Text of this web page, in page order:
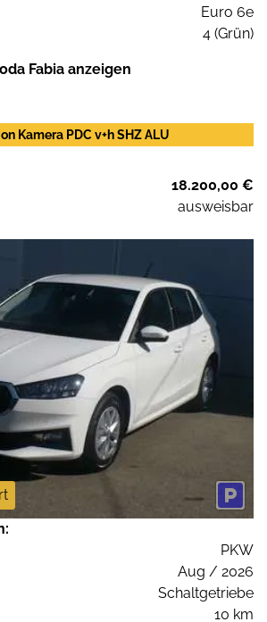
Euro 6e
4 (Grün)
Fabia anzeigen
Kamera PDC v+h SHZ ALU
18.200,00 €
ausweisbar
PKW
Aug / 2026
Schaltgetriebe
10 km